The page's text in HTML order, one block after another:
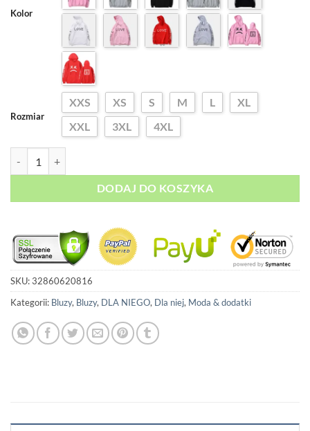
Kolor
Rozmiar
XXS XS S M L
XL
XXL
3XL 4XL
DODAJ DO KOSZYKA
SKU:32860620816
Kategorii: Bluzy, Bluzy, DLA NIEGO, Dla niej, Moda & dodatki